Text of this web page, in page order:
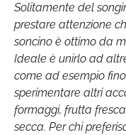
Solitamente del
prestare attenzione
soncino è ottimo da
Ideale è unirlo ad
come ad esempio
sperimentare altri
formaggi, frutta
secca. Per chi